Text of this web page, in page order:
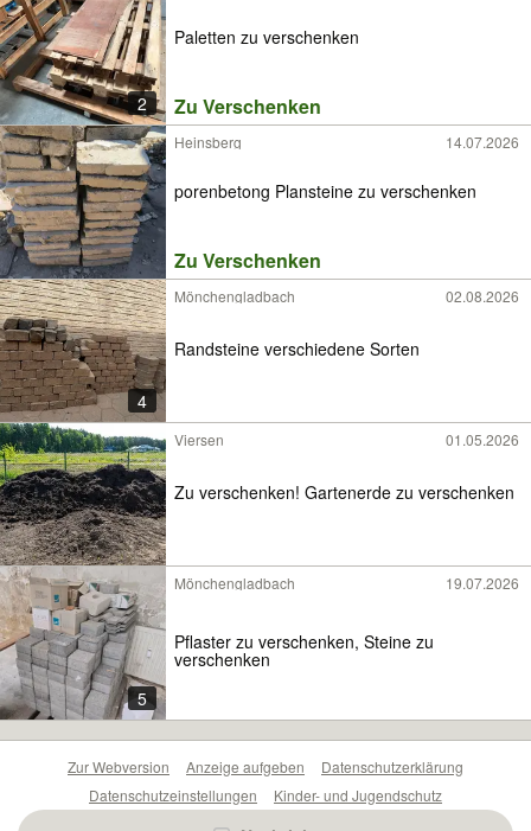
2
Paletten zu verschenken
Zu Verschenken
Heinsberg 14.07.2026
porenbetong Plansteine zu verschenken
Zu Verschenken
4
Mönchengladbach 02.08.2026
Randsteine verschiedene Sorten
Viersen 01.05.2026
Zu verschenken! Gartenerde zu verschenken
5
Mönchengladbach 19.07.2026
Pflaster zu verschenken, Steine zu
verschenken
Zur Webversion Anzeige aufgeben
Datenschutzerklärung
Datenschutzeinstellungen
Kinder- und Jugendschutz
Barrierefreiheitserklärung